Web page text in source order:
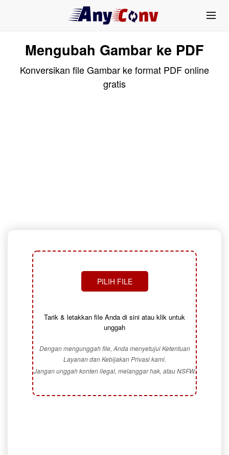
Mengubah Gambar ke PDF
Konversikan file Gambar ke format PDF online
gratis
PILIH FILE
Tarik & letakkan file Anda di sini atau klik untuk
unggah
Dengan mengunggah file, Anda menyetujui Ketentuan
Layanan dan Kebijakan Privasi kami.
Jangan unggah konten ilegal, melanggar hak, atau NSFW.